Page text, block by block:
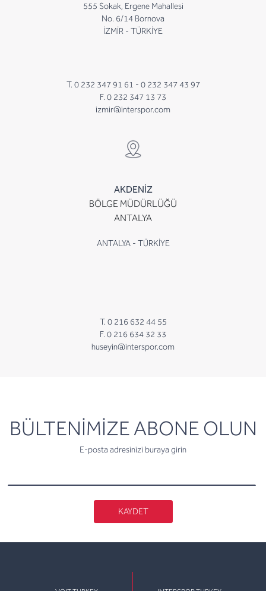
555 Sokak, Ergene Mahallesi
No. 6/14 Bornova
İZMİR - TÜRKİYE
T. 0 232 347 91 61 - 0 232 347 43 97
F. 0 232 347 13 73
izmir@interspor.com
AKDENİZ
BÖLGE MÜDÜRLÜĞÜ
ANTALYA
ANTALYA - TÜRKİYE
T. 0 216 632 44 55
F. 0 216 634 32 33
huseyin@interspor.com
BÜLTENİMİZE ABONE OLUN
E-posta adresinizi buraya girin
newsletter
KAYDET